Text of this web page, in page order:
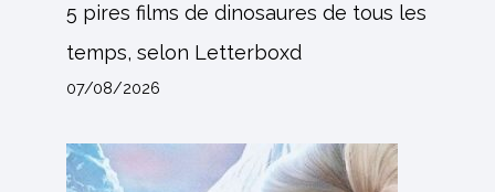
5 pires films de dinosaures de tous les
temps, selon Letterboxd
07/08/2026